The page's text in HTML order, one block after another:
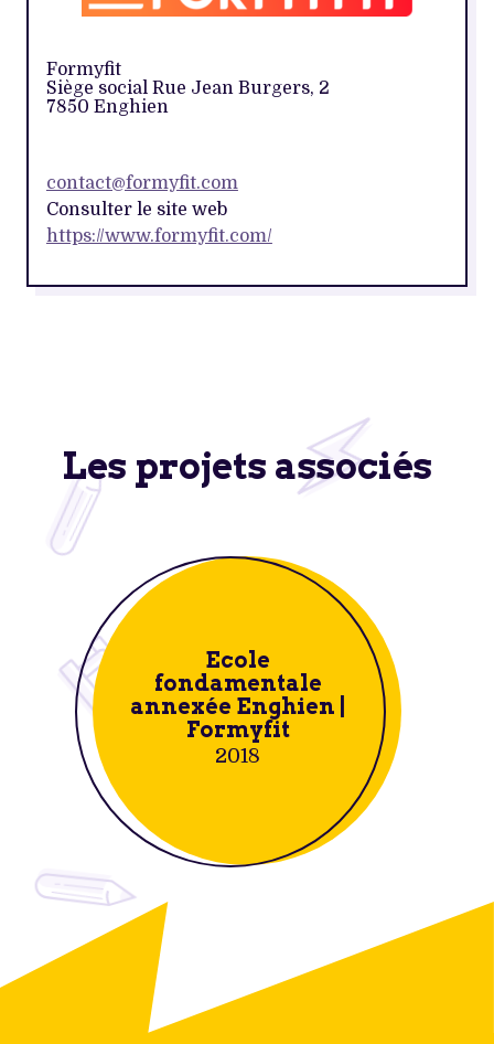
Formyfit
Siège social Rue Jean Burgers, 2
7850 Enghien
contact@formyfit.com
Consulter le site web
https://www.formyfit.com/
Les projets associés
Ecole
fondamentale
annexée Enghien |
Formyfit
2018